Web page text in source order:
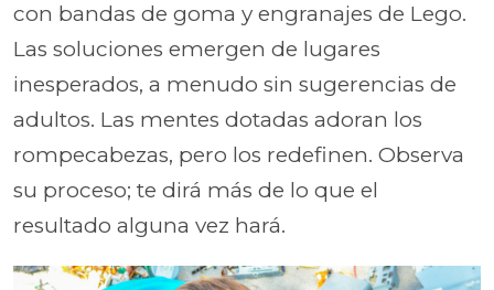
con bandas de goma y engranajes de Lego.
Las soluciones emergen de lugares
inesperados, a menudo sin sugerencias de
adultos. Las mentes dotadas adoran los
rompecabezas, pero los redefinen. Observa
su proceso; te dirá más de lo que el
resultado alguna vez hará.